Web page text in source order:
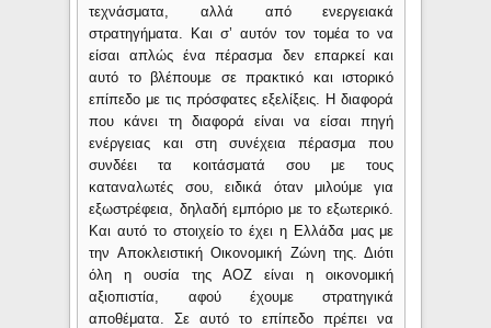
τεχνάσματα, αλλά από ενεργειακά
στρατηγήματα. Και σ’ αυτόν τον τομέα το να
είσαι απλώς ένα πέρασμα δεν επαρκεί και
αυτό το βλέπουμε σε πρακτικό και ιστορικό
επίπεδο με τις πρόσφατες εξελίξεις. Η διαφορά
που κάνει τη διαφορά είναι να είσαι πηγή
ενέργειας και στη συνέχεια πέρασμα που
συνδέει τα κοιτάσματά σου με τους
καταναλωτές σου, ειδικά όταν μιλούμε για
εξωστρέφεια, δηλαδή εμπόριο με το εξωτερικό.
Και αυτό το στοιχείο το έχει η Ελλάδα μας με
την Αποκλειστική Οικονομική Ζώνη της. Διότι
όλη η ουσία της ΑΟΖ είναι η οικονομική
αξιοπιστία, αφού έχουμε στρατηγικά
αποθέματα. Σε αυτό το επίπεδο πρέπει να